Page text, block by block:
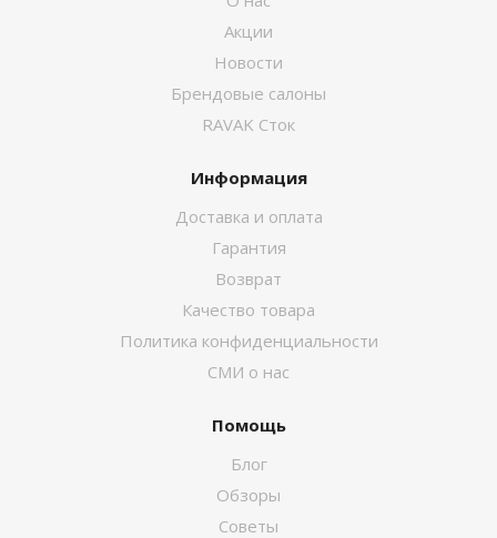
Акции
Новости
Брендовые салоны
RAVAK Сток
Информация
Доставка и оплата
Гарантия
Возврат
Качество товара
Политика конфиденциальности
СМИ о нас
Помощь
Блог
Обзоры
Советы